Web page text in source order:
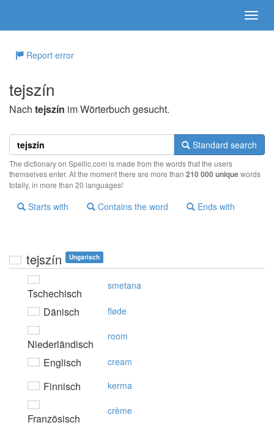
Report error
tejszín
Nach tejszín im Wörterbuch gesucht.
Standard search
The dictionary on Spellic.com is made from the words that the users
themselves enter. At the moment there are more than 210 000 uniquewords
totally, in more than 20 languages!
Starts with Contains the word Ends with
tejszín Ungarisch
Tschechisch
smetana
Dänisch fløde
Niederländisch
room
Englisch cream
Finnisch kerma
Französisch
crème